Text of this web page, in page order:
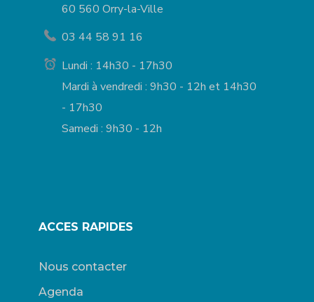
60 560 Orry-la-Ville
03 44 58 91 16
Lundi : 14h30 - 17h30
Mardi à vendredi : 9h30 - 12h et 14h30
- 17h30
Samedi : 9h30 - 12h
ACCES RAPIDES
Nous contacter
Agenda